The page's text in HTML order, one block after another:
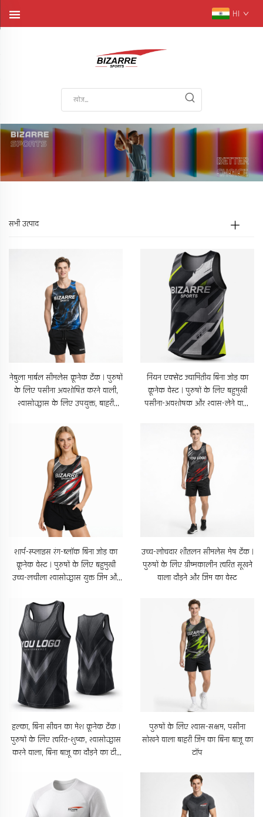
HI
सभी उत्पाद
नेबुला मार्बल सीमलेस क्रूनेक टैंक | पुरुषों
के लिए पसीना अवशोषित करने वाली,
श्वासोच्छ्वास के लिए उपयुक्त, बाहरी
नियन एक्सेंट ज्यामितीय बिना जोड़ का
क्रूनेक वेस्ट | पुरुषों के लिए बहुमुखी
पसीना-अवशोषक और श्वास-लेने वाली
शार्प-स्प्लाइस रंग-ब्लॉक बिना जोड़ का
क्रूनेक वेस्ट | पुरुषों के लिए बहुमुखी
उच्च-लचीला श्वासोच्छ्वास युक्त जिम और
उच्च-लोचदार शीतलन सीमलेस मेष टैंक |
पुरुषों के लिए ग्रीष्मकालीन त्वरित सूखने
वाला दौड़ने और जिम का वेस्ट
हल्का, बिना सीवन का मेश क्रूनेक टैंक |
पुरुषों के लिए त्वरित-शुष्क, श्वासोच्छ्वास
करने वाला, बिना बाजू का दौड़ने का टी-
पुरुषों के लिए श्वास-सक्षम, पसीना
सोखने वाला बाहरी जिम का बिना बाजू का
टॉप